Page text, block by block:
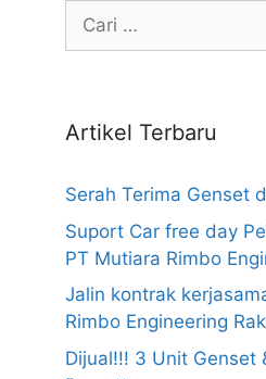
Cari
Artikel Terbaru
Serah Terima Genset
Suport Car free day
PT Mutiara Rimbo
Jalin kontrak
Rimbo Engineering
Dijual!!! 3 Unit Genset